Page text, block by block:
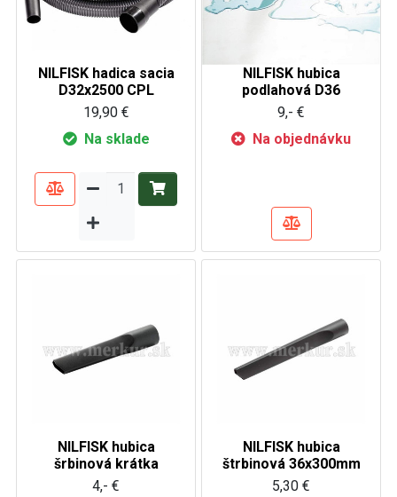
NILFISK hadica sacia
D32x2500 CPL
19,90 €
Na sklade
NILFISK hubica
podlahová D36
9,- €
Na objednávku
NILFISK hubica
šrbinová krátka
4,- €
NILFISK hubica
štrbinová 36x300mm
5,30 €